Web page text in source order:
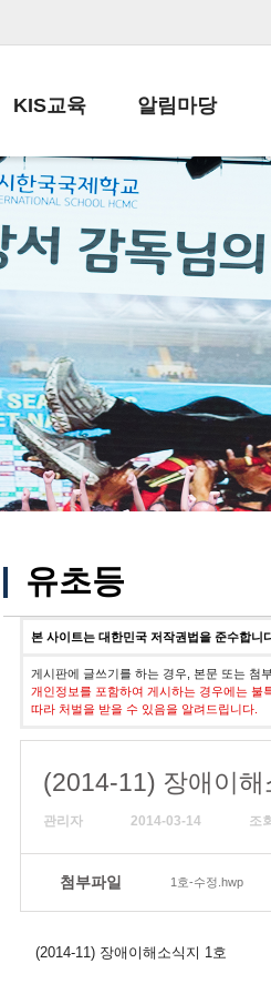
KIS교육
교육목표
학사일정
일과시간표
성과평가자료
알림마당
공지사항
납부금 안내
스쿨버스 운행 안내
급식안내
서식자료실
학부모방
정기고사 기출문제
유초등
본 사이트는 대한민국 저작권법을 준수합니
게시판에 글쓰기를 하는 경우, 본문 또는 첨
개인정보를 포함하여 게시하는 경우에는 불
따라 처벌을 받을 수 있음을 알려드립니다.
(2014-11) 장애이해
관리자 2014-03-14 조
첨부파일 1호-수정.hwp
(2014-11) 장애이해소식지 1호